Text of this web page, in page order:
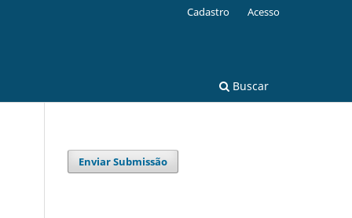
Buscar
Cadastro Acesso
Enviar Submissão